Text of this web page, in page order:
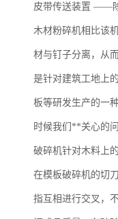
皮带传送装置 ——
木材粉碎机相比该
材与钉子分离，从
是针对建筑工地上
板等研发生产的一
时候我们**关心的
破碎机针对木料上
在模板破碎机的切
指互相进行交叉，